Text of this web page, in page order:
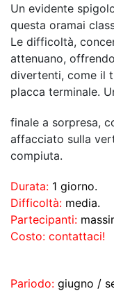
Un evidente
questa oramai
Le difficoltà,
attenuano,
divertenti, come il
placca terminale.
finale a sorpresa,
affacciato sulla
compiuta.
Durata: 1 giorno.
Difficoltà: media.
Partecipanti:
Costo: contattaci!
Pariodo: giugno /